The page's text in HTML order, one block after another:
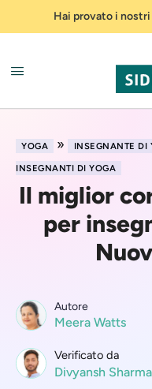
Hai provato i
YOGA » INSEGNANTE DI
INSEGNANTI DI YOGA
Il miglior
per
Autore
Meera Watts
Verificato da
Divyansh Sharma